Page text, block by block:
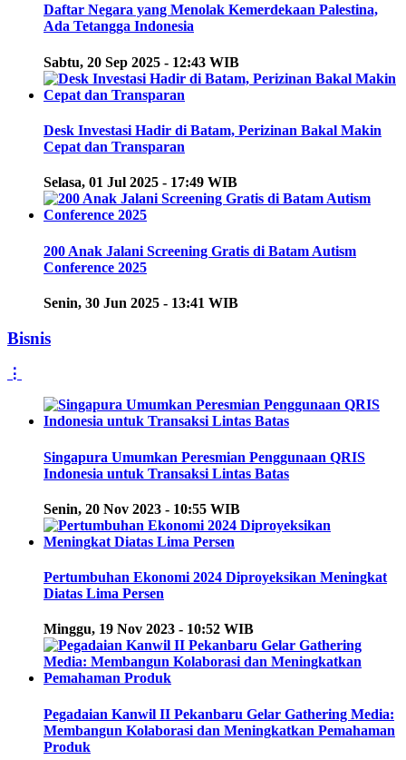
Daftar Negara yang Menolak Kemerdekaan Palestina,
Ada Tetangga Indonesia
Sabtu, 20 Sep 2025 - 12:43 WIB
Desk Investasi Hadir di Batam, Perizinan Bakal Makin
Cepat dan Transparan
Selasa, 01 Jul 2025 - 17:49 WIB
200 Anak Jalani Screening Gratis di Batam Autism
Conference 2025
Senin, 30 Jun 2025 - 13:41 WIB
Bisnis
⋮
Singapura Umumkan Peresmian Penggunaan QRIS
Indonesia untuk Transaksi Lintas Batas
Senin, 20 Nov 2023 - 10:55 WIB
Pertumbuhan Ekonomi 2024 Diproyeksikan Meningkat
Diatas Lima Persen
Minggu, 19 Nov 2023 - 10:52 WIB
Pegadaian Kanwil II Pekanbaru Gelar Gathering Media:
Membangun Kolaborasi dan Meningkatkan Pemahaman
Produk